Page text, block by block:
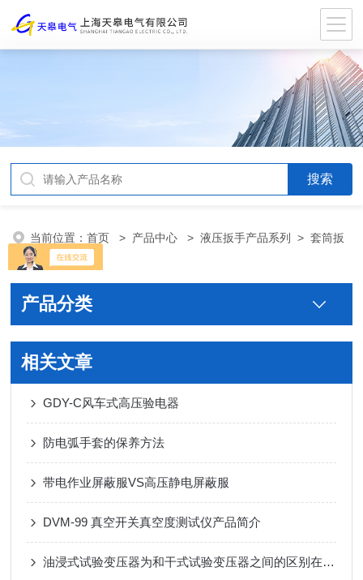
当前位置：首页 > 产品中心 >液压扳手产品系列 >套筒扳
手组合工具箱
产品分类
相关文章
GDY-C风车式高压验电器
防电弧手套的保养方法
带电作业屏蔽服VS高压静电屏蔽服
DVM-99 真空开关真空度测试仪产品简介
油浸式试验变压器为和干式试验变压器之间的区别在哪里